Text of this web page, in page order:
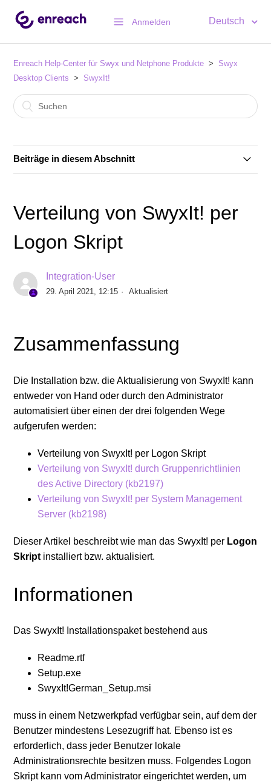
Anmelden Deutsch
Enreach Help-Center für Swyx und Netphone Produkte
Swyx
Desktop Clients
SwyxIt!
Beiträge in diesem Abschnitt
Auf neu aufgesetzten PCs kann SwyxIt! keine
Anmeldung an SwyxOn per Remote Connector
SwyxIt! und Surface Pro X
RemoteConnector vorbereiten
SwyxIt! – Darstellungsproblem von Umlauten
Verfügbarkeit SwyxIt! 12.12 Version
INFO: SwyxIt! Client SDK
SwyxIt! 12: Aktualisierte Visual Groups Skins
verfügbar
Verteilung von SwyxIt! per
Logon Skript
Integration-User
29. April 2021, 12:15 Aktualisiert
Zusammenfassung
Die Installation bzw. die Aktualisierung von SwyxIt! kann
entweder von Hand oder durch den Administrator
automatisiert über einen der drei folgenden Wege
aufgerufen werden:
Verteilung von SwyxIt! per Logon Skript
Verteilung von SwyxIt! durch Gruppenrichtlinien
des Active Directory (kb2197)
Verteilung von SwyxIt! per System Management
Server (kb2198)
Dieser Artikel beschreibt wie man das SwyxIt! per Logon
Skript installiert bzw. aktualisiert.
Informationen
Das SwyxIt! Installationspaket bestehend aus
Readme.rtf
Setup.exe
SwyxIt!German_Setup.msi
muss in einem Netzwerkpfad verfügbar sein, auf dem der
Benutzer mindestens Lesezugriff hat. Ebenso ist es
erforderlich, dass jeder Benutzer lokale
Administrationsrechte besitzen muss. Folgendes Logon
Skript kann vom Administrator eingerichtet werden, um